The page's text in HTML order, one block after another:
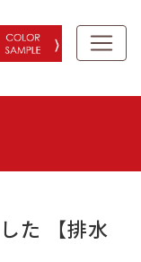
た 【排水